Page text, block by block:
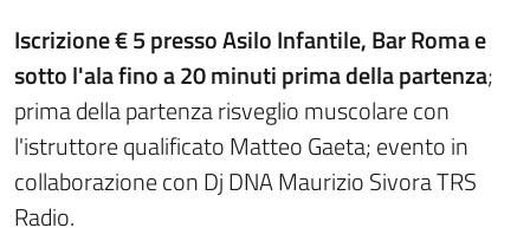
Iscrizione € 5 presso Asilo Infantile, Bar Roma e
sotto l'ala fino a 20 minuti prima della partenza;
prima della partenza risveglio muscolare con
l'istruttore qualificato Matteo Gaeta; evento in
collaborazione con Dj DNA Maurizio Sivora TRS
Radio.